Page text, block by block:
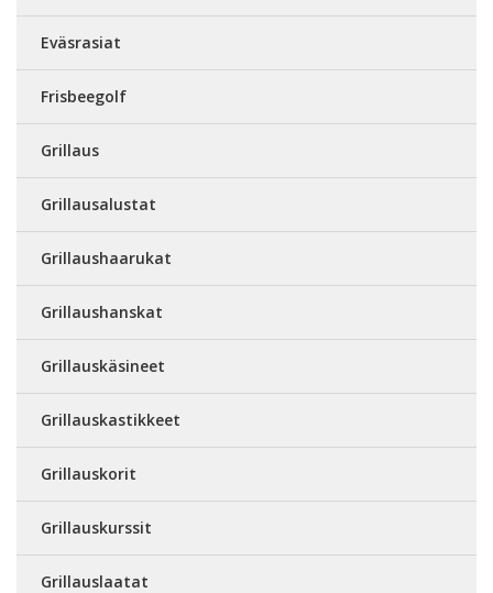
Eväsrasiat
Frisbeegolf
Grillaus
Grillausalustat
Grillaushaarukat
Grillaushanskat
Grillauskäsineet
Grillauskastikkeet
Grillauskorit
Grillauskurssit
Grillauslaatat